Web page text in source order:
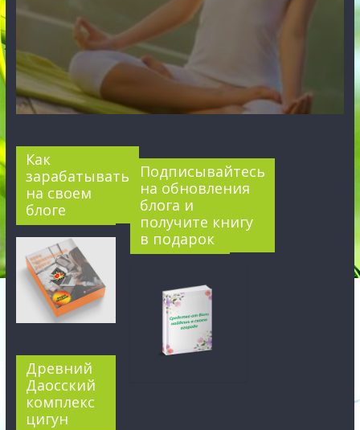
Как
зарабатывать
на своем
блоге
Древний
Даосский
комплекс
цигун
Подписывайтесь
на обновления
блога и
получите книгу
в подарок